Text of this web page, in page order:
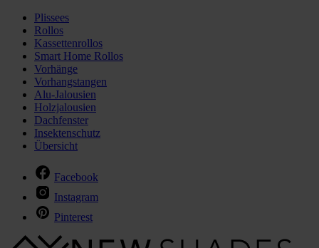
Plissees
Rollos
Kassettenrollos
Smart Home Rollos
Vorhänge
Vorhangstangen
Alu-Jalousien
Holzjalousien
Dachfenster
Insektenschutz
Übersicht
Facebook
Instagram
Pinterest